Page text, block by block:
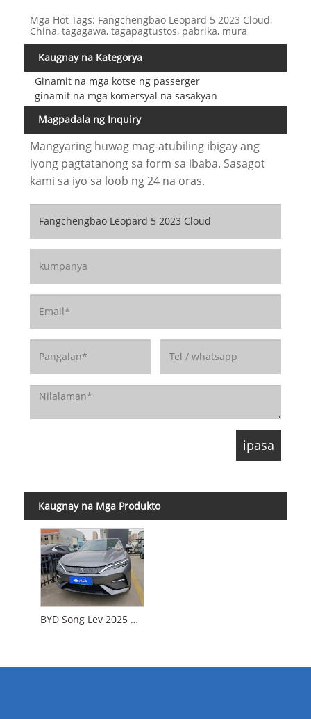
Mga Hot Tags: Fangchengbao Leopard 5 2023 Cloud,
China, tagagawa, tagapagtustos, pabrika, mura
Kaugnay na Kategorya
Ginamit na mga kotse ng passerger
ginamit na mga komersyal na sasakyan
Magpadala ng Inquiry
Mangyaring huwag mag-atubiling ibigay ang
iyong pagtatanong sa form sa ibaba. Sasagot
kami sa iyo sa loob ng 24 na oras.
Kaugnay na Mga Produkto
BYD Song Lev 2025 Model 662Kmsupuperior Intelligent Driving Edition